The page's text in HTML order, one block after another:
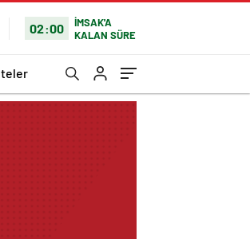
02:00
İMSAK'A
KALAN SÜRE